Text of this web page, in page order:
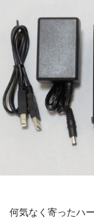
何気なく寄ったハ